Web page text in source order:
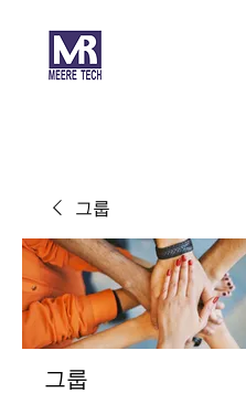
그룹
그룹